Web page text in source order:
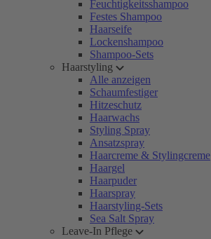
Feuchtigkeitsshampoo
Festes Shampoo
Haarseife
Lockenshampoo
Shampoo-Sets
Haarstyling
Alle anzeigen
Schaumfestiger
Hitzeschutz
Haarwachs
Styling Spray
Ansatzspray
Haarcreme & Stylingcreme
Haargel
Haarpuder
Haarspray
Haarstyling-Sets
Sea Salt Spray
Leave-In Pflege